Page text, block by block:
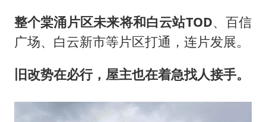
整个棠涌片区未来将和白云站TOD、百信
广场、白云新市等片区打通，连片发展。
旧改势在必行，屋主也在着急找人接手。